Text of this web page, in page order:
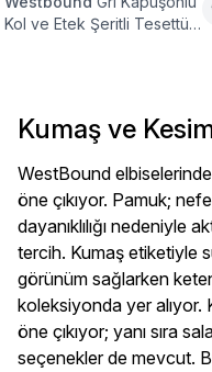
Kol ve Etek Şeritli Tesettür
Kumaş ve Kesim
WestBound
öne çıkıyor. Pamuk;
dayanıklılığı nedeniyle
tercih. Kumaş etiketiyle
görünüm sağlarken
koleksiyonda yer alıyor.
öne çıkıyor; yanı sıra
seçenekler de mevcut.